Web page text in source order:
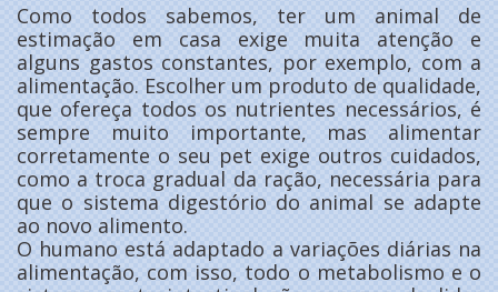
Como todos sabemos, ter um animal de
estimação em casa exige muita atenção e
alguns gastos constantes, por exemplo, com a
alimentação. Escolher um produto de qualidade,
que ofereça todos os nutrientes necessários, é
sempre muito importante, mas alimentar
corretamente o seu pet exige outros cuidados,
como a troca gradual da ração, necessária para
que o sistema digestório do animal se adapte
ao novo alimento.
O humano está adaptado a variações diárias na
alimentação, com isso, todo o metabolismo e o